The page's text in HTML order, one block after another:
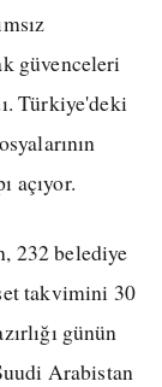
güvenceleri
Türkiye'deki
açıyor.
232 belediye
takvimini 30
günün
Arabistan